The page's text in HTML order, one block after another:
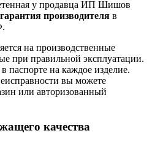
у продавца ИП Шишов
производителя в
на производственные
при правильной эксплуатации.
паспорте на каждое изделие.
вы можете
или авторизованный
качества